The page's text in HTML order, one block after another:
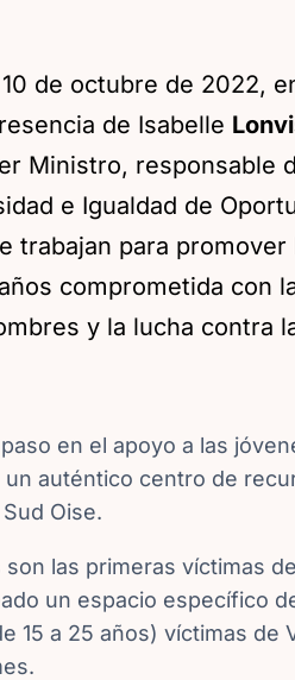
de octubre de 2022,
de Isabelle
Ministro, responsable
e Igualdad de
trabajan para
comprometida con
y la lucha contra
en el apoyo a las
auténtico centro de
Oise.
las primeras víctimas
un espacio específico
15 a 25 años) víctimas de